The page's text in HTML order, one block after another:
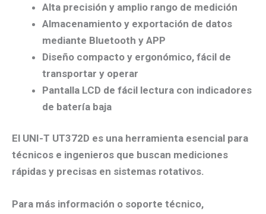
Alta precisión y amplio rango de medición
Almacenamiento y exportación de datos
mediante Bluetooth y APP
Diseño compacto y ergonómico, fácil de
transportar y operar
Pantalla LCD de fácil lectura con indicadores
de batería baja
El UNI-T UT372D es una herramienta esencial para
técnicos e ingenieros que buscan mediciones
rápidas y precisas en sistemas rotativos.
Para más información o soporte técnico,